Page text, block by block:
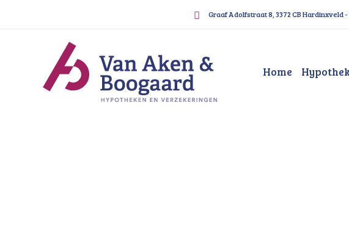
Graaf Adolfstraat 8, 3372 CB Hardinxveld
Home